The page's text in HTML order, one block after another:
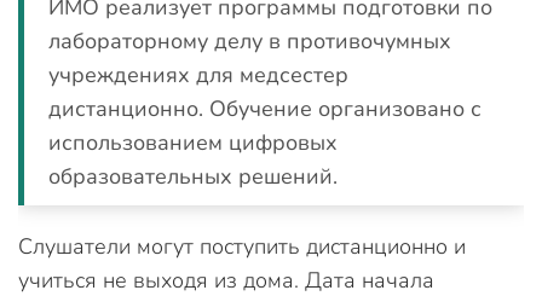
ИМО реализует программы подготовки по
лабораторному делу в противочумных
учреждениях для медсестер
дистанционно. Обучение организовано с
использованием цифровых
образовательных решений.
Слушатели могут поступить дистанционно и
учиться не выходя из дома. Дата начала